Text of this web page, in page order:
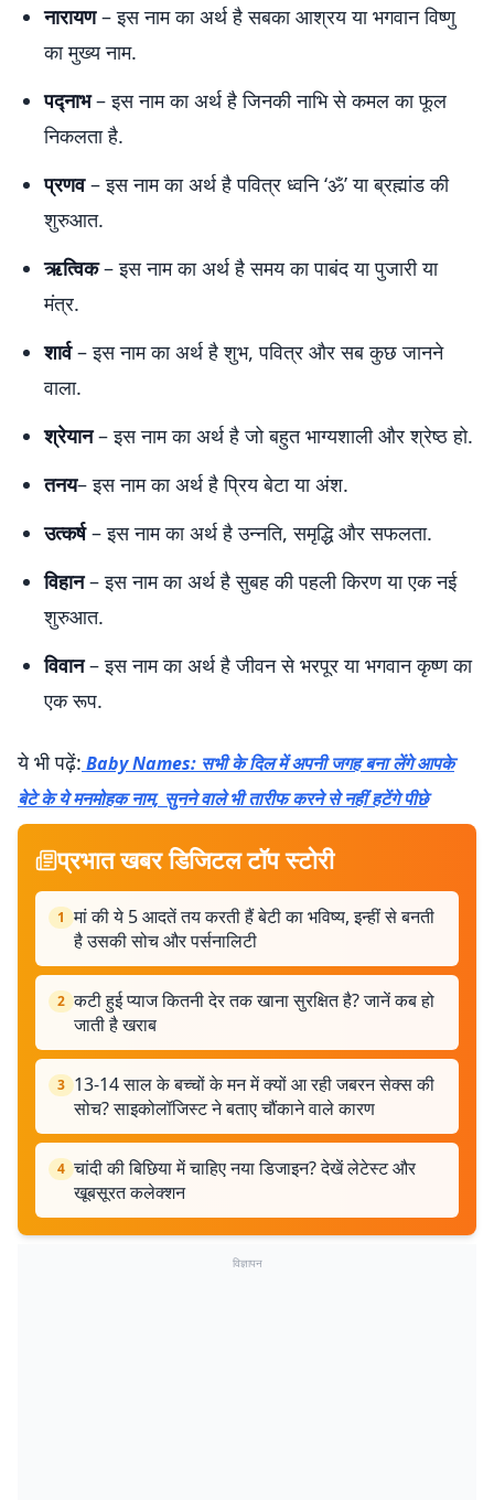
नारायण– इस नाम का अर्थ है सबका आश्रय या भगवान विष्णु
का मुख्य नाम.
पद्नाभ– इस नाम का अर्थ है जिनकी नाभि से कमल का फूल
निकलता है.
प्रणव– इस नाम का अर्थ है पवित्र ध्वनि ‘ॐ’ या ब्रह्मांड की
शुरुआत.
ऋत्विक– इस नाम का अर्थ है समय का पाबंद या पुजारी या
मंत्र.
शार्व– इस नाम का अर्थ है शुभ, पवित्र और सब कुछ जानने
वाला.
श्रेयान– इस नाम का अर्थ है जो बहुत भाग्यशाली और श्रेष्ठ हो.
तनय– इस नाम का अर्थ है प्रिय बेटा या अंश.
उत्कर्ष– इस नाम का अर्थ है उन्नति, समृद्धि और सफलता.
विहान– इस नाम का अर्थ है सुबह की पहली किरण या एक नई
शुरुआत.
विवान– इस नाम का अर्थ है जीवन से भरपूर या भगवान कृष्ण का
एक रूप.
ये भी पढ़ें: Baby Names: सभी के दिल में अपनी जगह बना लेंगे आपके
बेटे के ये मनमोहक नाम, सुनने वाले भी तारीफ करने से नहीं हटेंगे पीछे
प्रभात खबर डिजिटल टॉप स्टोरी
1 मां की ये 5 आदतें तय करती हैं बेटी का भविष्य, इन्हीं से बनती
है उसकी सोच और पर्सनालिटी
2 कटी हुई प्याज कितनी देर तक खाना सुरक्षित है? जानें कब हो
जाती है खराब
3 13-14 साल के बच्चों के मन में क्यों आ रही जबरन सेक्स की
सोच? साइकोलॉजिस्ट ने बताए चौंकाने वाले कारण
4 चांदी की बिछिया में चाहिए नया डिजाइन? देखें लेटेस्ट और
खूबसूरत कलेक्शन
विज्ञापन